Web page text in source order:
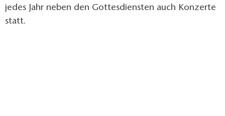
jedes Jahr neben den Gottesdiensten auch Konzerte
statt.